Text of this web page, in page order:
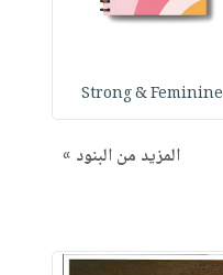
Strong & Feminine
المزيد من البنود »